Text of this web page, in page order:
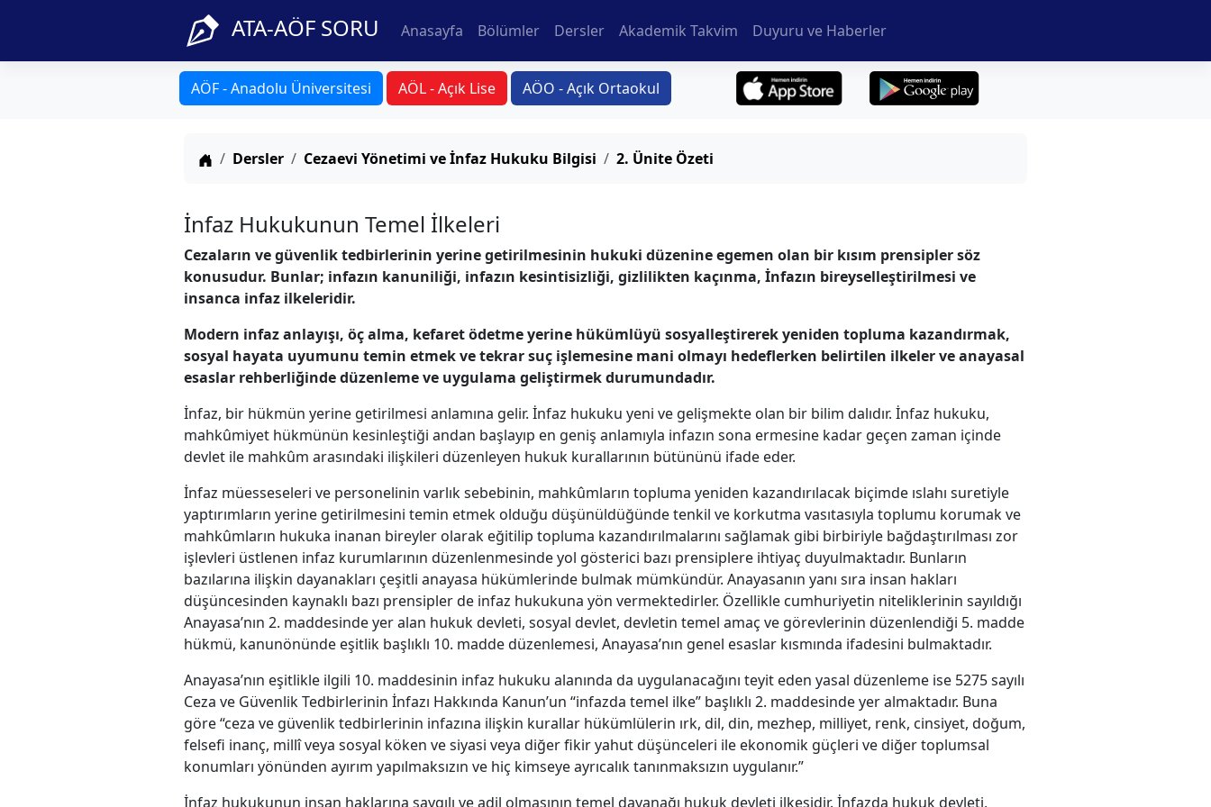
ATA-AÖF SORU Anasayfa Bölümler Dersler Akademik Takvim Duyuru ve Haberler
AÖF - Anadolu Üniversitesi AÖL - Açık Lise AÖO - Açık Ortaokul
Anasayfa
Dersler Cezaevi Yönetimi ve İnfaz Hukuku Bilgisi 2. Ünite Özeti
İnfaz Hukukunun Temel İlkeleri
Cezaların ve güvenlik tedbirlerinin yerine getirilmesinin hukuki düzenine egemen olan bir kısım prensipler söz
konusudur. Bunlar; infazın kanuniliği, infazın kesintisizliği, gizlilikten kaçınma, İnfazın bireyselleştirilmesi ve
insanca infaz ilkeleridir.
Modern infaz anlayışı, öç alma, kefaret ödetme yerine hükümlüyü sosyalleştirerek yeniden topluma kazandırmak,
sosyal hayata uyumunu temin etmek ve tekrar suç işlemesine mani olmayı hedeflerken belirtilen ilkeler ve anayasal
esaslar rehberliğinde düzenleme ve uygulama geliştirmek durumundadır.
İnfaz, bir hükmün yerine getirilmesi anlamına gelir. İnfaz hukuku yeni ve gelişmekte olan bir bilim dalıdır. İnfaz hukuku,
mahkûmiyet hükmünün kesinleştiği andan başlayıp en geniş anlamıyla infazın sona ermesine kadar geçen zaman içinde
devlet ile mahkûm arasındaki ilişkileri düzenleyen hukuk kurallarının bütününü ifade eder.
İnfaz müesseseleri ve personelinin varlık sebebinin, mahkûmların topluma yeniden kazandırılacak biçimde ıslahı suretiyle
yaptırımların yerine getirilmesini temin etmek olduğu düşünüldüğünde tenkil ve korkutma vasıtasıyla toplumu korumak ve
mahkûmların hukuka inanan bireyler olarak eğitilip topluma kazandırılmalarını sağlamak gibi birbiriyle bağdaştırılması zor
işlevleri üstlenen infaz kurumlarının düzenlenmesinde yol gösterici bazı prensiplere ihtiyaç duyulmaktadır. Bunların
bazılarına ilişkin dayanakları çeşitli anayasa hükümlerinde bulmak mümkündür. Anayasanın yanı sıra insan hakları
düşüncesinden kaynaklı bazı prensipler de infaz hukukuna yön vermektedirler. Özellikle cumhuriyetin niteliklerinin sayıldığı
Anayasa’nın 2. maddesinde yer alan hukuk devleti, sosyal devlet, devletin temel amaç ve görevlerinin düzenlendiği 5. madde
hükmü, kanunönünde eşitlik başlıklı 10. madde düzenlemesi, Anayasa’nın genel esaslar kısmında ifadesini bulmaktadır.
Anayasa’nın eşitlikle ilgili 10. maddesinin infaz hukuku alanında da uygulanacağını teyit eden yasal düzenleme ise 5275 sayılı
Ceza ve Güvenlik Tedbirlerinin İnfazı Hakkında Kanun’un “infazda temel ilke” başlıklı 2. maddesinde yer almaktadır. Buna
göre “ceza ve güvenlik tedbirlerinin infazına ilişkin kurallar hükümlülerin ırk, dil, din, mezhep, milliyet, renk, cinsiyet, doğum,
felsefi inanç, millî veya sosyal köken ve siyasi veya diğer fikir yahut düşünceleri ile ekonomik güçleri ve diğer toplumsal
konumları yönünden ayırım yapılmaksızın ve hiç kimseye ayrıcalık tanınmaksızın uygulanır.”
İnfaz hukukunun insan haklarına saygılı ve adil olmasının temel dayanağı hukuk devleti ilkesidir. İnfazda hukuk devleti,